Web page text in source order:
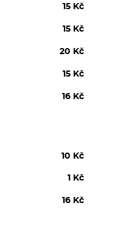
15 Kč
15 Kč
20 Kč
15 Kč
16 Kč
10 Kč
1 Kč
16 Kč